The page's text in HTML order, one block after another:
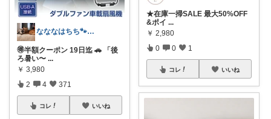
なななはちち🐾猫とおトクと美味しいもの
🉐半額クーポン 19日迄 🚗 「後
ろ暑い〜 ...
￥ 3,980
2 4 371
コレ いいね
★在庫一掃SALE 最大50%OFF
&ポイ ...
￥ 2,980
0 0 1
コレ いいね